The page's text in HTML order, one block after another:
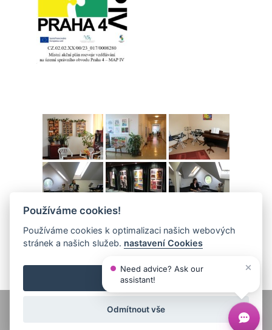
ZUŠ Praha 4 a Praha 10 – Uhřiněves -
Používáme cookies!
Používáme cookies k optimalizaci našich webových
stránek a našich služeb. nastavení Cookies
Akceptovat vše
Odmítnout vše